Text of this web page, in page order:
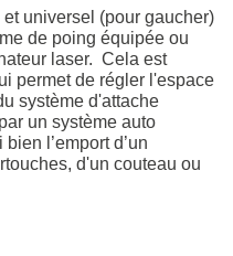
universel (pour gaucher)
de poing équipée ou
laser. Cela est
permet de régler l'espace
système d'attache
un système auto
l’emport d’un
d'un couteau ou